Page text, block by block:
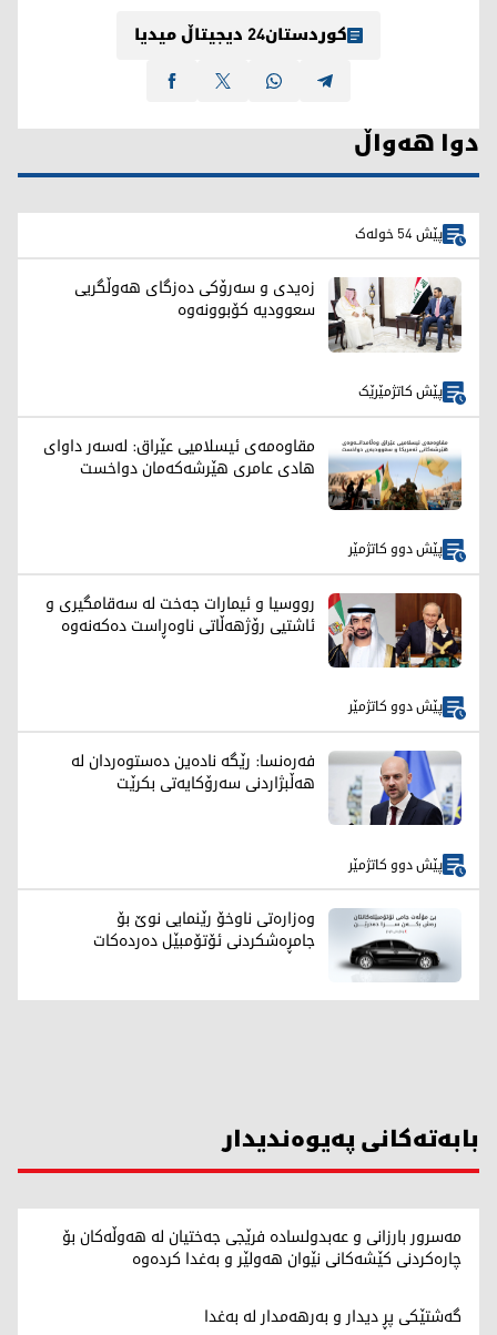
کوردستان24 دیجیتاڵ میدیا
دوا هەواڵ
پێش 54 خولەک
زەیدی و سەرۆکی دەزگای هەوڵگریی
سعوودیە کۆبوونەوە
پێش کاتژمێرێک
مقاوەمەی ئیسلامیی عێراق: لەسەر داوای
هادی عامری هێرشەکەمان دواخست
پێش دوو کاتژمێر
رووسیا و ئیمارات جەخت لە سەقامگیری و
ئاشتیی رۆژهەڵاتی ناوەڕاست دەکەنەوە
پێش دوو کاتژمێر
فەرەنسا: رێگە نادەین دەستوەردان لە
هەڵبژاردنی سەرۆکایەتی بکرێت
پێش دوو کاتژمێر
وەزارەتی ناوخۆ رێنمایی نوێ بۆ
جامڕەشکردنی ئۆتۆمبێل دەردەکات
بابەتەکانی پەیوەندیدار
مەسرور بارزانی و عەبدولسادە فرێجی جەختیان لە هەوڵەکان بۆ
چارەکردنی کێشەکانی نێوان هەولێر و بەغدا کردەوە
گەشتێکی پڕ دیدار و بەرهەمدار لە بەغدا